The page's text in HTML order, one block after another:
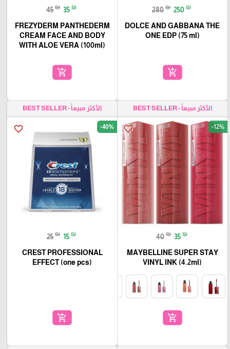
280 ₪ 250 ₪
DOLCE AND GABBANA THE
ONE EDP (75 ml)
add_shopping_cart
45 ₪ 35 ₪
FREZYDERM PANTHEDERM
CREAM FACE AND BODY
WITH ALOE VERA (100ml)
add_shopping_cart
الأكثر مبيعاً - BEST SELLER
favorite_border -12%
40 ₪ 35 ₪
MAYBELLINE SUPER STAY
VINYL INK (4.2ml)
add_shopping_cart
الأكثر مبيعاً - BEST SELLER
favorite_border -40%
25 ₪ 15 ₪
CREST PROFESSIONAL
EFFECT (one pcs)
add_shopping_cart